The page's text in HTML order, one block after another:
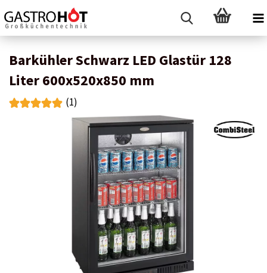
Barkühler Schwarz LED Glastür 128
Liter 600x520x850 mm
(1)